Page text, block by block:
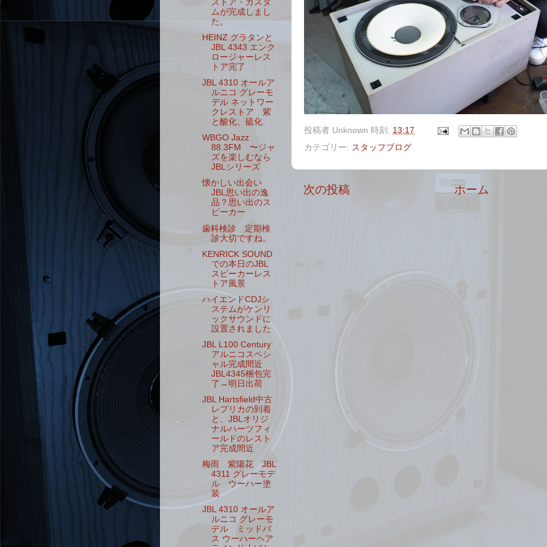
投稿者 Unknown 時刻: 13:17
カテゴリー: スタッフブログ
次の投稿 ホーム
ストア・カスタ
ムが完成しまし
た。
HEINZ グラタンと
JBL 4343 エンク
ロージャーレス
トア完了
JBL 4310 オールア
ルニコ グレーモ
デル ネットワー
クレストア 紫
と酸化、硫化
WBGO Jazz
88.3FM 〜ジャ
ズを楽しむなら
JBLシリーズ
懐かしい出会い
JBL思い出の逸
品？思い出のス
ピーカー
歯科検診 定期検
診大切ですね。
KENRICK SOUND
での本日のJBL
スピーカーレス
トア風景
ハイエンドCDJシ
ステムがケンリ
ックサウンドに
設置されました
JBL L100 Century
アルニコスペシ
ャル完成間近
JBL4345梱包完
了→明日出荷
JBL Hartsfield中古
レプリカの到着
と、JBLオリジ
ナルハーツフィ
ールドのレスト
ア完成間近
梅雨 紫陽花 JBL
4311 グレーモデ
ル ウーハー塗
装
JBL 4310 オールア
ルニコ グレーモ
デル ミッドバ
ス ウーハーヘア